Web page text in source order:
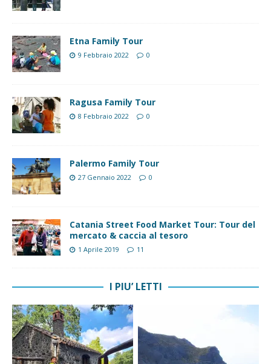
Etna Family Tour
9 Febbraio 2022 0
Ragusa Family Tour
8 Febbraio 2022 0
Palermo Family Tour
27 Gennaio 2022 0
Catania Street Food Market Tour: Tour del
mercato & caccia al tesoro
1 Aprile 2019 11
I PIU’ LETTI